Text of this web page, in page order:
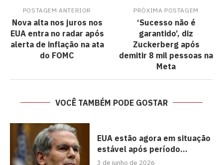
POSTAGEM ANTERIOR
Nova alta nos juros nos
EUA entra no radar após
alerta de inflação na ata
do FOMC
PRÓXIMA POSTAGEM
‘Sucesso não é
garantido’, diz
Zuckerberg após
demitir 8 mil pessoas na
Meta
VOCÊ TAMBÉM PODE GOSTAR
EUA estão agora em situação
estável após período...
3 de junho de 2026